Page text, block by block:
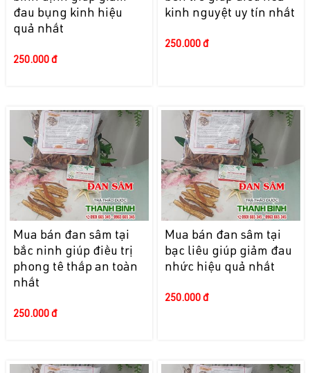
đau bụng kinh hiệu
quả nhất
250.000 đ
kinh nguyệt uy tín nhất
250.000 đ
Mua bán đan sâm tại
bắc ninh giúp điều trị
phong tê thấp an toàn
nhất
250.000 đ
Mua bán đan sâm tại
bạc liêu giúp giảm đau
nhức hiệu quả nhất
250.000 đ